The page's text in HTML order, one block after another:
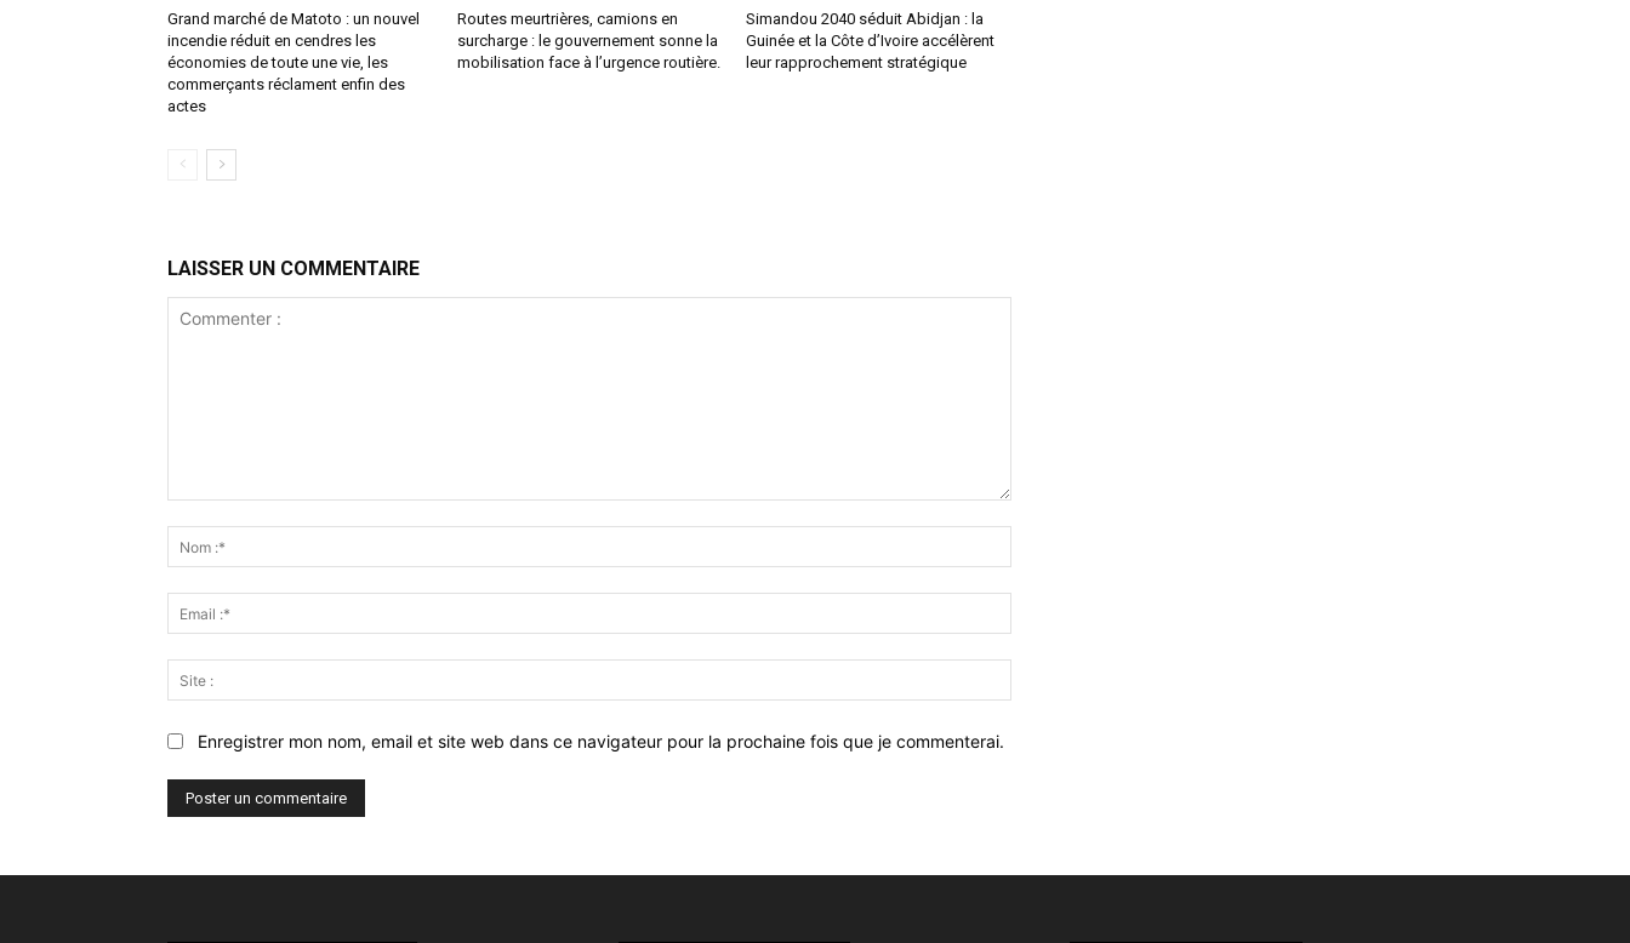
Grand marché de Matoto : un nouvel
incendie réduit en cendres les
économies de toute une vie, les
commerçants réclament enfin des
actes
Routes meurtrières, camions en
surcharge : le gouvernement sonne la
mobilisation face à l’urgence routière.
Simandou 2040 séduit Abidjan : la
Guinée et la Côte d’Ivoire accélèrent
leur rapprochement stratégique
LAISSER UN COMMENTAIRE
:*
:*
:
Enregistrer mon nom, email et site web dans ce navigateur pour la prochaine fois que je commenterai.